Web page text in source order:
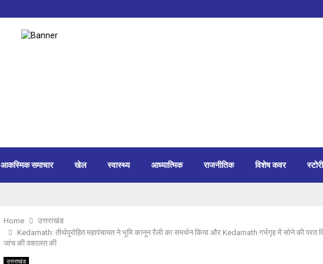
आकस्मिक समाचार खेल स्वास्थ्य आध्यात्मिक राजनीतिक विशेष कवर स्टोरी
Home
उत्तराखंड
Kedarnath: तीर्थपुरोहित महापंचायत ने भूमि कानून रैली का समर्थन किया और Kedarnath गर्भगृह में सोने की परत
जांच की वकालत की
उत्तराखंड